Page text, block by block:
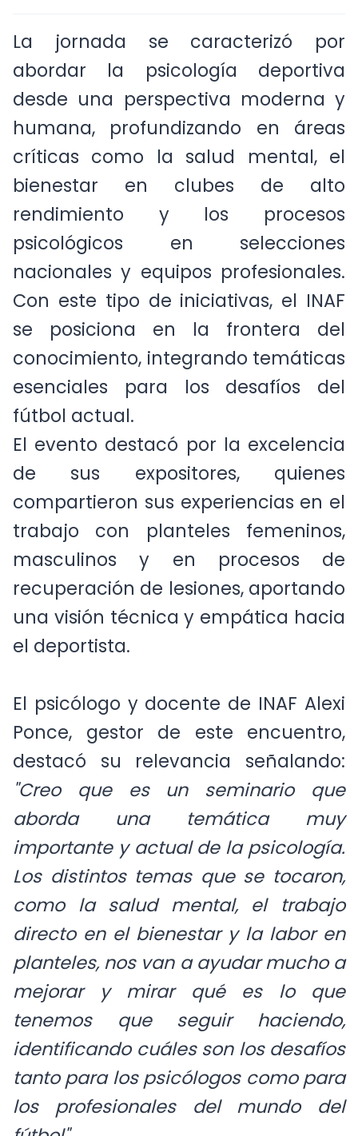
La jornada se caracterizó por
abordar la psicología deportiva
desde una perspectiva moderna y
humana, profundizando en áreas
críticas como la salud mental, el
bienestar en clubes de alto
rendimiento y los procesos
psicológicos en selecciones
nacionales y equipos profesionales.
Con este tipo de iniciativas, el INAF
se posiciona en la frontera del
conocimiento, integrando temáticas
esenciales para los desafíos del
fútbol actual.
El evento destacó por la excelencia
de sus expositores, quienes
compartieron sus experiencias en el
trabajo con planteles femeninos,
masculinos y en procesos de
recuperación de lesiones, aportando
una visión técnica y empática hacia
el deportista.
El psicólogo y docente de INAF Alexi
Ponce, gestor de este encuentro,
destacó su relevancia señalando:
"Creo que es un seminario que
aborda una temática muy
importante y actual de la psicología.
Los distintos temas que se tocaron,
como la salud mental, el trabajo
directo en el bienestar y la labor en
planteles, nos van a ayudar mucho a
mejorar y mirar qué es lo que
tenemos que seguir haciendo,
identificando cuáles son los desafíos
tanto para los psicólogos como para
los profesionales del mundo del